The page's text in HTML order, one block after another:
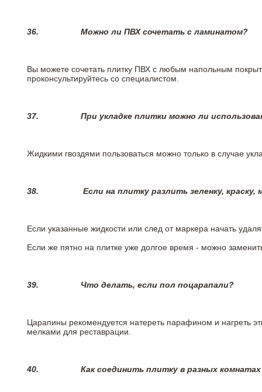
36. Можно ли ПВХ сочетать с ламинатом?
Вы можете сочетать плитку ПВХ с любым напольным
проконсультируйтесь со специалистом.
37. При укладке плитки можно ли
Жидкими гвоздями пользоваться можно только в случае
38. Если на плитку разлить зеленку,
Если указанные жидкости или след от маркера начать
Если же пятно на плитке уже долгое время - можно
39. Что делать, если пол поцарапали?
Царапины рекомендуется натереть парафином и нагреть
мелками для реставрации.
40. Как соединить плитку в разных